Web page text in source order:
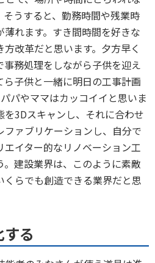
うすると、勤務時間や残業時
れます。すき間時間を好きな
改革だと思います。夕方早く
務処理をしながら子供を迎え
子供と一緒に明日の工事計画
パやママはカッコイイと思いま
3Dスキャンし、それに合わせ
ァブリケーションし、自分で
イター的なリノベーション工
建設業界は、このように素敵
らでも創造できる業界だと思
る